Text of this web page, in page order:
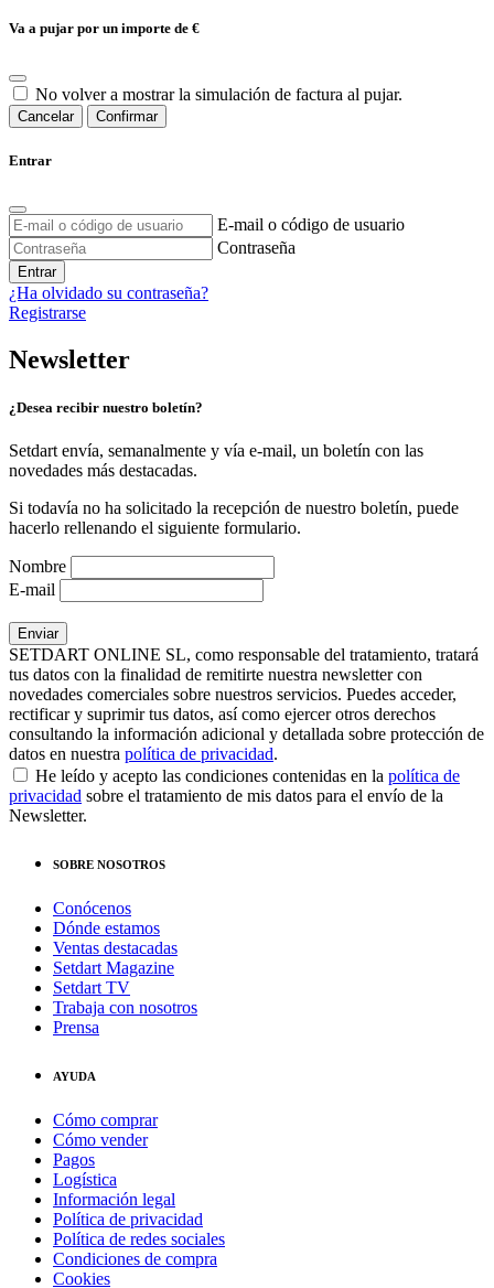
Va a pujar por un importe de €
No volver a mostrar la simulación de factura al pujar.
Cancelar Confirmar
Entrar
E-mail o código de usuario
Contraseña
Entrar
¿Ha olvidado su contraseña?
Registrarse
Newsletter
¿Desea recibir nuestro boletín?
Setdart envía, semanalmente y vía e-mail, un boletín con las
novedades más destacadas.
Si todavía no ha solicitado la recepción de nuestro boletín, puede
hacerlo rellenando el siguiente formulario.
Nombre
E-mail
SETDART ONLINE SL, como responsable del tratamiento, tratará
tus datos con la finalidad de remitirte nuestra newsletter con
novedades comerciales sobre nuestros servicios. Puedes acceder,
rectificar y suprimir tus datos, así como ejercer otros derechos
consultando la información adicional y detallada sobre protección de
datos en nuestra política de privacidad.
He leído y acepto las condiciones contenidas en la política de
privacidad sobre el tratamiento de mis datos para el envío de la
Newsletter.
SOBRE NOSOTROS
Conócenos
Dónde estamos
Ventas destacadas
Setdart Magazine
Setdart TV
Trabaja con nosotros
Prensa
AYUDA
Cómo comprar
Cómo vender
Pagos
Logística
Información legal
Política de privacidad
Política de redes sociales
Condiciones de compra
Cookies